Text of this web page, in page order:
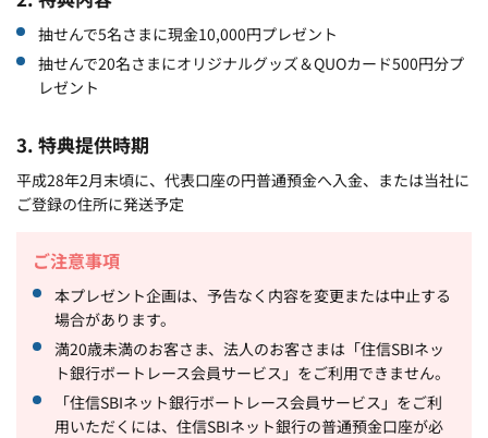
抽せんで5名さまに現金10,000円プレゼント
抽せんで20名さまにオリジナルグッズ＆QUOカード500円分プ
レゼント
3. 特典提供時期
平成28年2月末頃に、代表口座の円普通預金へ入金、または当社に
ご登録の住所に発送予定
ご注意事項
本プレゼント企画は、予告なく内容を変更または中止する
場合があります。
満20歳未満のお客さま、法人のお客さまは「住信SBIネッ
ト銀行ボートレース会員サービス」をご利用できません。
「住信SBIネット銀行ボートレース会員サービス」をご利
用いただくには、住信SBIネット銀行の普通預金口座が必